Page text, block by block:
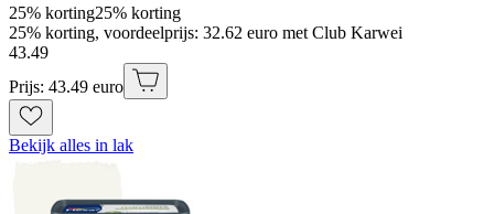
25% korting25% korting
25% korting, voordeelprijs: 32.62 euro met Club Karwei
43.49
Prijs: 43.49 euro
Bekijk alles in lak